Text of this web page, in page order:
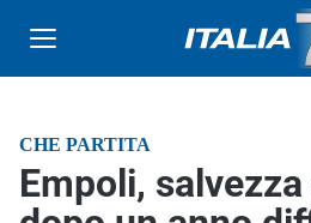
CHE PARTITA
Empoli,